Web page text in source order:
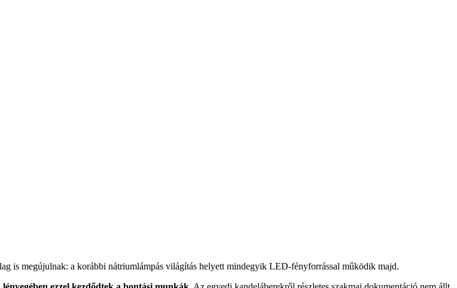
is megújulnak: a korábbi nátriumlámpás világítás helyett mindegyik LED-fényforrással működik majd.